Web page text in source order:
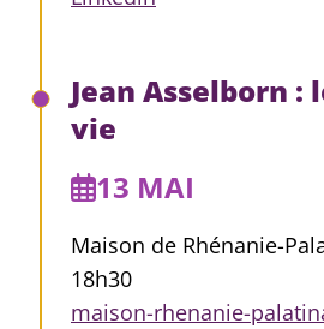
Jean Asselborn :
vie
13 MAI
Maison de Rhénanie-
18h30
maison-rhenanie-